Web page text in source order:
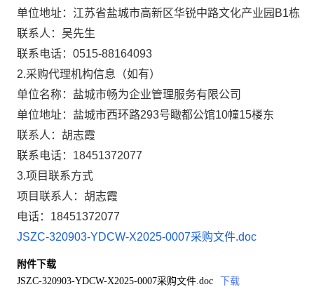
单位地址：江苏省盐城市高新区华锐中路文化产业园B1栋
联系人：吴先生
联系电话：0515-88164093
2.采购代理机构信息（如有）
单位名称：盐城市畅为企业管理服务有限公司
单位地址：盐城市西环路293号瞰都公馆10幢15楼东
联系人：胡志霞
联系电话：18451372077
3.项目联系方式
项目联系人：胡志霞
电话：18451372077
JSZC-320903-YDCW-X2025-0007采购文件.doc
附件下载
JSZC-320903-YDCW-X2025-0007采购文件.doc
下载